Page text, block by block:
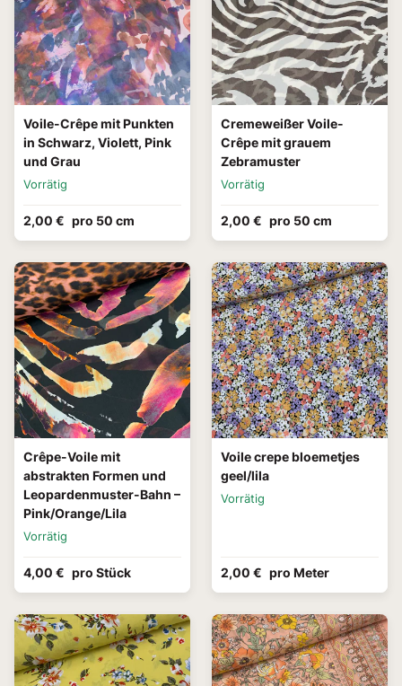
Voile-Crêpe mit Punkten
in Schwarz, Violett, Pink
und Grau
Vorrätig
2,00 € pro 50 cm
Cremeweißer Voile-
Crêpe mit grauem
Zebramuster
Vorrätig
2,00 € pro 50 cm
Crêpe-Voile mit
abstrakten Formen und
Leopardenmuster-Bahn –
Pink/Orange/Lila
Vorrätig
4,00 € pro Stück
Voile crepe bloemetjes
geel/lila
Vorrätig
2,00 € pro Meter